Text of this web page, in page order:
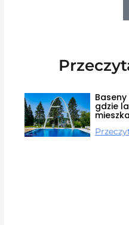
gdzie